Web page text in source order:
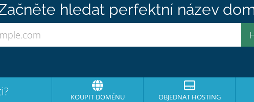
hledat perfektní název
KOUPIT DOMÉNU OBJEDNAT HOSTING